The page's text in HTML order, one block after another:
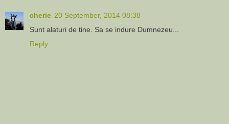
cherie 20 September, 2014 08:38
Sunt alaturi de tine. Sa se indure Dumnezeu...
Reply